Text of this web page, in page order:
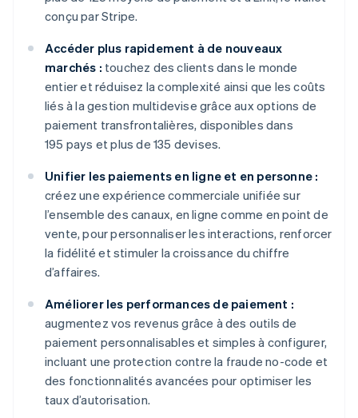
conçu par Stripe.
Accéder plus rapidement à de nouveaux
marchés : touchez des clients dans le monde
entier et réduisez la complexité ainsi que les coûts
liés à la gestion multidevise grâce aux options de
paiement transfrontalières, disponibles dans
195 pays et plus de 135 devises.
Unifier les paiements en ligne et en personne :
créez une expérience commerciale unifiée sur
l’ensemble des canaux, en ligne comme en point de
vente, pour personnaliser les interactions, renforcer
la fidélité et stimuler la croissance du chiffre
d’affaires.
Améliorer les performances de paiement :
augmentez vos revenus grâce à des outils de
paiement personnalisables et simples à configurer,
incluant une protection contre la fraude no-code et
des fonctionnalités avancées pour optimiser les
taux d’autorisation.